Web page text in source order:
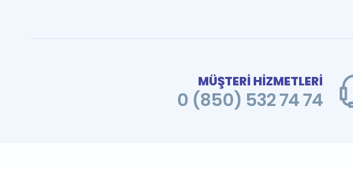
MÜŞTERİ HİZMETLERİ
0 (850) 532 74 74